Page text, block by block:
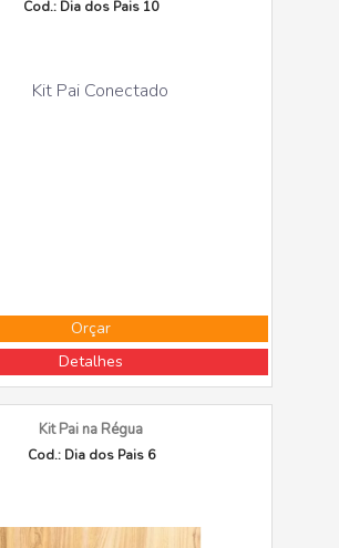
Cod.: Dia dos Pais 10
Orçar
Detalhes
Kit Pai na Régua
Cod.: Dia dos Pais 6